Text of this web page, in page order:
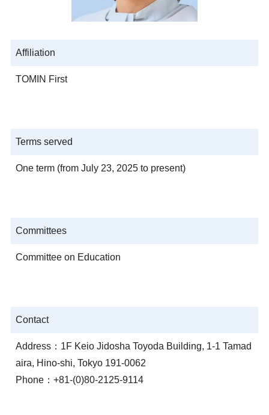
Affiliation
TOMIN First
Terms served
One term (from July 23, 2025 to present)
Committees
Committee on Education
Contact
Address：1F Keio Jidosha Toyoda Building, 1-1 Tamad
aira, Hino-shi, Tokyo 191-0062
Phone：+81-(0)80-2125-9114